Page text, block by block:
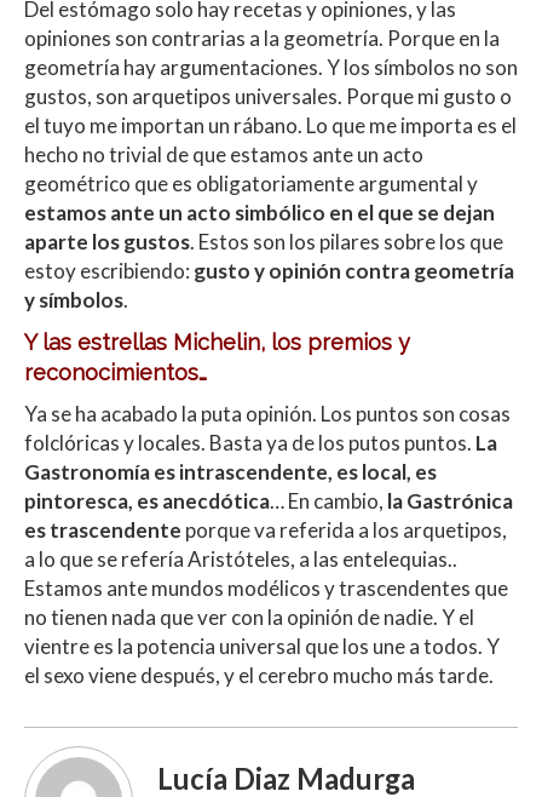
Del estómago solo hay recetas y opiniones, y las
opiniones son contrarias a la geometría. Porque en la
geometría hay argumentaciones. Y los símbolos no son
gustos, son arquetipos universales. Porque mi gusto o
el tuyo me importan un rábano. Lo que me importa es el
hecho no trivial de que estamos ante un acto
geométrico que es obligatoriamente argumental y
estamos ante un acto simbólico en el que se dejan
aparte los gustos. Estos son los pilares sobre los que
estoy escribiendo: gusto y opinión contra geometría
y símbolos.
Y las estrellas Michelin, los premios y
reconocimientos…
Ya se ha acabado la puta opinión. Los puntos son cosas
folclóricas y locales. Basta ya de los putos puntos. La
Gastronomía es intrascendente, es local, es
pintoresca, es anecdótica… En cambio, la Gastrónica
es trascendente porque va referida a los arquetipos,
a lo que se refería Aristóteles, a las entelequias..
Estamos ante mundos modélicos y trascendentes que
no tienen nada que ver con la opinión de nadie. Y el
vientre es la potencia universal que los une a todos. Y
el sexo viene después, y el cerebro mucho más tarde.
Lucía Diaz Madurga